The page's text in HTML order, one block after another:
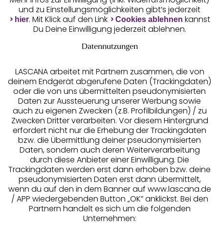
Unsere Apps
Services
Beratung
Über uns
Rechtliches
und zu Einstellungsmöglichkeiten gibt’s jederzeit
hier. Mit Klick auf den Link Cookies ablehnen kannst
Du Deine Einwilligung jederzeit ablehnen.
Datennutzungen
LASCANA arbeitet mit Partnern zusammen, die von
deinem Endgerät abgerufene Daten (Trackingdaten)
oder die von uns übermittelten pseudonymisierten
Daten zur Aussteuerung unserer Werbung sowie
auch zu eigenen Zwecken (z.B. Profilbildungen) / zu
Zwecken Dritter verarbeiten. Vor diesem Hintergrund
erfordert nicht nur die Erhebung der Trackingdaten
bzw. die Übermittlung deiner pseudonymisierten
Daten, sondern auch deren Weiterverarbeitung
durch diese Anbieter einer Einwilligung. Die
Trackingdaten werden erst dann erhoben bzw. deine
pseudonymisierten Daten erst dann übermittelt,
wenn du auf den in dem Banner auf www.lascana.de
/ APP wiedergebenden Button „OK” anklickst. Bei den
Partnern handelt es sich um die folgenden
Unternehmen: